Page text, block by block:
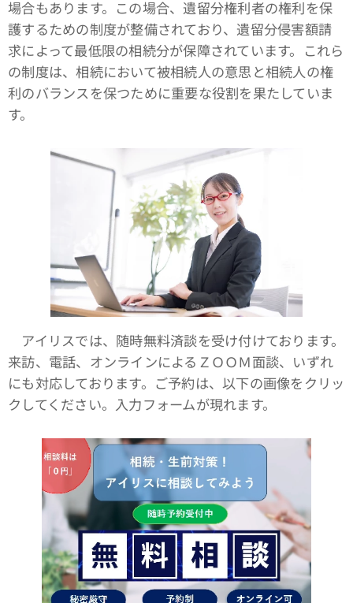
場合もあります。この場合、遺留分権利者の権利を保
護するための制度が整備されており、遺留分侵害額請
求によって最低限の相続分が保障されています。これら
の制度は、相続において被相続人の意思と相続人の権
利のバランスを保つために重要な役割を果たしていま
す。
アイリスでは、随時無料済談を受け付けております。
来訪、電話、オンラインによるＺＯＯＭ面談、いずれ
にも対応しております。ご予約は、以下の画像をクリッ
クしてください。入力フォームが現れます。